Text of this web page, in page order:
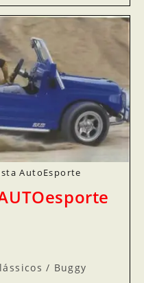
AutoEsporte
/ Buggy